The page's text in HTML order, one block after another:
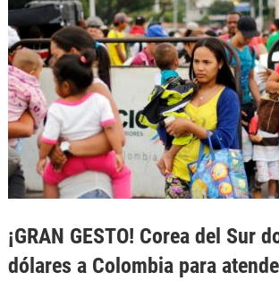
¡GRAN GESTO! Corea del Sur
dólares a Colombia para